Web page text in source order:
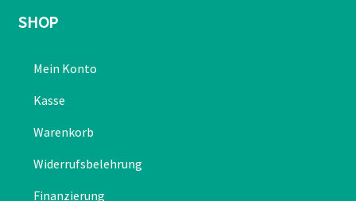
SHOP
Mein Konto
Kasse
Warenkorb
Widerrufsbelehrung
Finanzierung